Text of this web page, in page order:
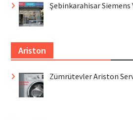
Şebinkarahisar Siemens
Ariston
Zümrütevler Ariston